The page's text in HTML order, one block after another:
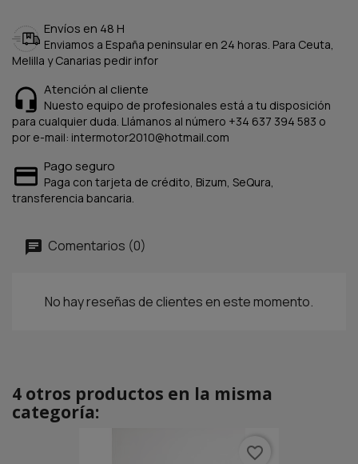
Envíos en 48 H
Enviamos a España peninsular en 24 horas. Para Ceuta,
Melilla y Canarias pedir infor
Atención al cliente
Nuesto equipo de profesionales está a tu disposición
para cualquier duda. Llámanos al número +34 637 394 583 o
por e-mail: intermotor2010@hotmail.com
Pago seguro
Paga con tarjeta de crédito, Bizum, SeQura,
transferencia bancaria.
Comentarios (0)
No hay reseñas de clientes en este momento.
4 otros productos en la misma
categoría:
favorite_border